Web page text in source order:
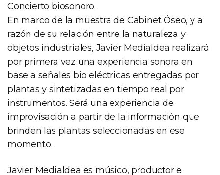
Concierto biosonoro.
En marco de la muestra de Cabinet Óseo, y a
razón de su relación entre la naturaleza y
objetos industriales, Javier Medialdea realizará
por primera vez una experiencia sonora en
base a señales bio eléctricas entregadas por
plantas y sintetizadas en tiempo real por
instrumentos. Será una experiencia de
improvisación a partir de la información que
brinden las plantas seleccionadas en ese
momento.
Javier Medialdea es músico, productor e